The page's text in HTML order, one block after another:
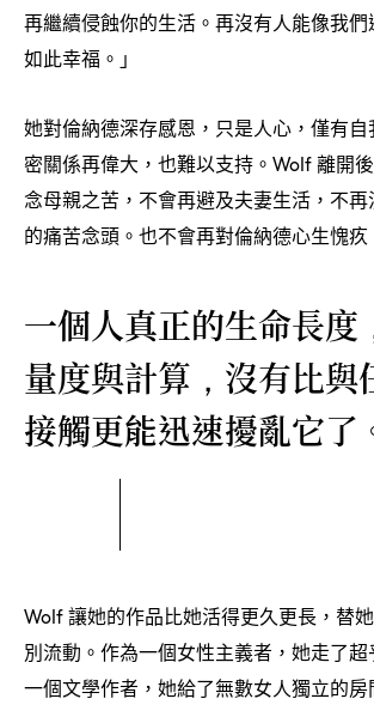
再繼續侵蝕你的生活。再沒有人能像我們
如此幸福。」
她對倫納德深存感恩 ， 只是人心 ， 僅有自
密關係再偉大 ， 也難以支持。 Wolf離開後
念母親之苦 ， 不會再避及夫妻生活 ， 不
的痛苦念頭。也不會再對倫納德心生愧疚
一個人真正的生命長度
量度與計算 ， 沒有比與
接觸更能迅速擾亂它了
Wolf讓她的作品比她活得更久更長 ， 替
別流動。作為一個女性主義者 ， 她走了
一個文學作者 ， 她給了無數女人獨立的房